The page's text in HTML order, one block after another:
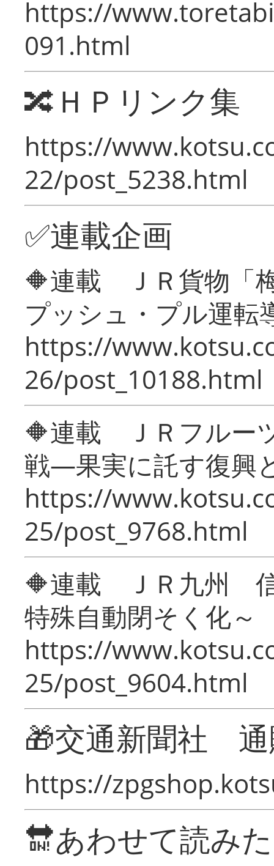
https://
091.html
🔀ＨＰリンク集
https://
22/post_5238.html
✅連載企画
🔶連載 ＪＲ貨物「
プッシュ・プル運転
https://
26/post_10188.html
🔶連載 ＪＲフルー
戦―果実に託す復興
https://
25/post_9768.html
🔶連載 ＪＲ九州 信
特殊自動閉そく化～
https://
25/post_9604.html
🎁交通新聞社
https://
🔛あわせて読み